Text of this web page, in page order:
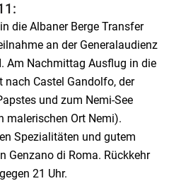
die Albaner Berge Transfer
an der Generalaudienz
Am Nachmittag Ausflug in die
nach Castel Gandolfo, der
und zum Nemi-See
malerischen Ort Nemi).
Spezialitäten und gutem
Genzano di Roma. Rückkehr
21 Uhr.